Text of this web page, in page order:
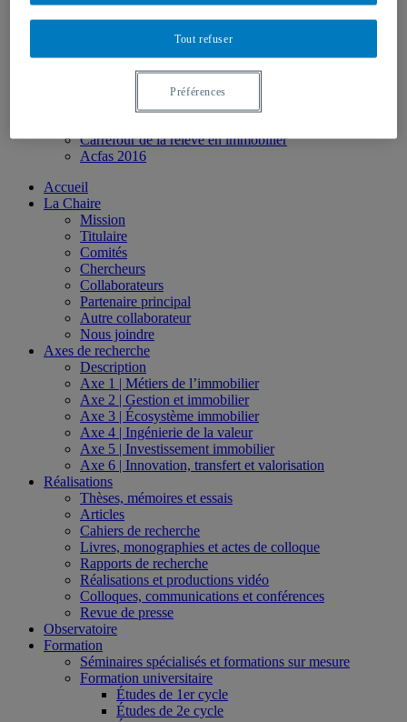
Série de webinaires – Immobilier et changements
climatiques
Série de webinaires – Immobilier + Biodiversité
Colloque COP15 – Immobilier + Biodiversité
Série de webinaires – Penser l’immobilier autrement !
Colloque Immobilier + Mobilité
Innovations et modèles d’affaires en immobilier
Carrefour de la relève en immobilier
Acfas 2016
Accueil
La Chaire
Mission
Titulaire
Comités
Chercheurs
Collaborateurs
Partenaire principal
Autre collaborateur
Nous joindre
Axes de recherche
Description
Axe 1 | Métiers de l’immobilier
Axe 2 | Gestion et immobilier
Axe 3 | Écosystème immobilier
Axe 4 | Ingénierie de la valeur
Axe 5 | Investissement immobilier
Axe 6 | Innovation, transfert et valorisation
Réalisations
Thèses, mémoires et essais
Articles
Cahiers de recherche
Livres, monographies et actes de colloque
Rapports de recherche
Réalisations et productions vidéo
Colloques, communications et conférences
Revue de presse
Observatoire
Formation
Séminaires spécialisés et formations sur mesure
Formation universitaire
Études de 1er cycle
Études de 2e cycle
Tout refuser
Préférences